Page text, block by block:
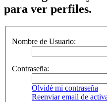
para ver perfiles.
Nombre de Usuario:
Contraseña:
Olvidé mi contraseña
Reenviar email de